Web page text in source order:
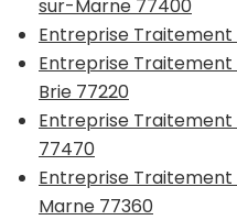
sur-Marne 77400
Entreprise Traitement
Entreprise Traitement
Brie 77220
Entreprise Traitement
77470
Entreprise Traitement
Marne 77360